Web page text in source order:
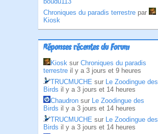
Chroniques du paradis terrestre par
Kiosk
Réponses récentes du Forum
Kiosk sur Chroniques du paradis
terrestre il y a 3 jours et 9 heures
TRUCMUCHE sur Le Zoodingue des
Birds il y a 3 jours et 14 heures
Chaudron sur Le Zoodingue des
Birds il y a 3 jours et 14 heures
TRUCMUCHE sur Le Zoodingue des
Birds il y a 3 jours et 14 heures